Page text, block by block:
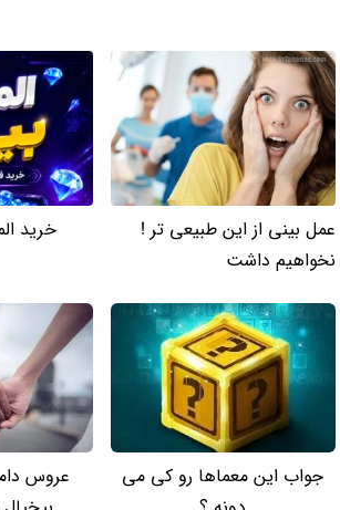
عمل بینی از این طبیعی تر !
نخواهیم داشت
خرید
جواب این معماها رو کی می
عروس